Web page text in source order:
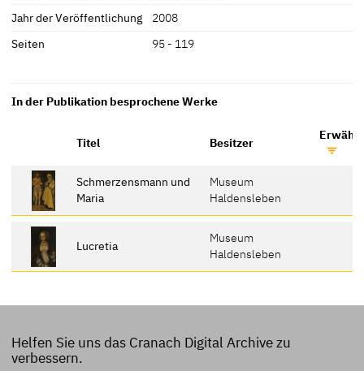
Jahr der Veröffentlichung
2008
Seiten
95 - 119
In der Publikation besprochene Werke
Titel Besitzer
Schmerzensmann und
Maria
Museum
Haldensleben
Lucretia
Museum
Haldensleben
Helfen Sie uns das Cranach Digital Archive zu
verbessern.